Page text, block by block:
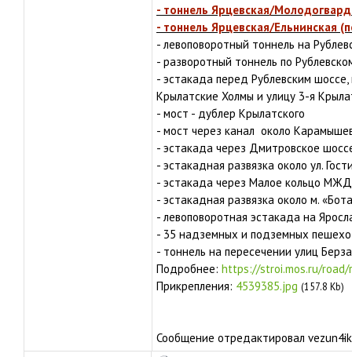
- тоннель Ярцевская/
- тоннель Ярцевская/Ельнинская
- левоповоротный тоннель на
- разворотный тоннель по
- эстакада перед Рублевским
Крылатские Холмы и улицу 3-я
- мост - дублер Крылатского
- мост через канал около
- эстакада через Дмитровское
- эстакадная развязка около ул.
- эстакада через Малое кольцо
- эстакадная развязка около м.
- левоповоротная эстакада на
- 35 надземных и подземных
- тоннель на пересечении улиц
Подробнее: https://stroi.mos.ru/
Прикрепления: 4539385.jpg (157.8 Kb)
Сообщение отредактировал